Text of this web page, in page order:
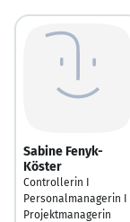
Sabine Fenyk-
Köster
Controllerin I
Personalmanagerin I
Projektmanagerin